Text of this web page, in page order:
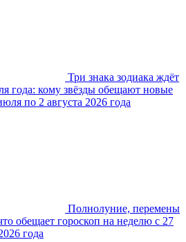
Три знака зодиака ждёт
года: кому звёзды обещают новые
по 2 августа 2026 года
Полнолуние, перемены
обещает гороскоп на неделю с 27
года